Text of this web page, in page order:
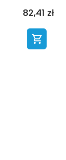
82,41 zł